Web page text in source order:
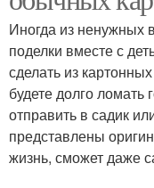
Иногда из ненужных
поделки вместе с
сделать из
будете долго ломать
отправить в садик
представлены
жизнь, сможет даже